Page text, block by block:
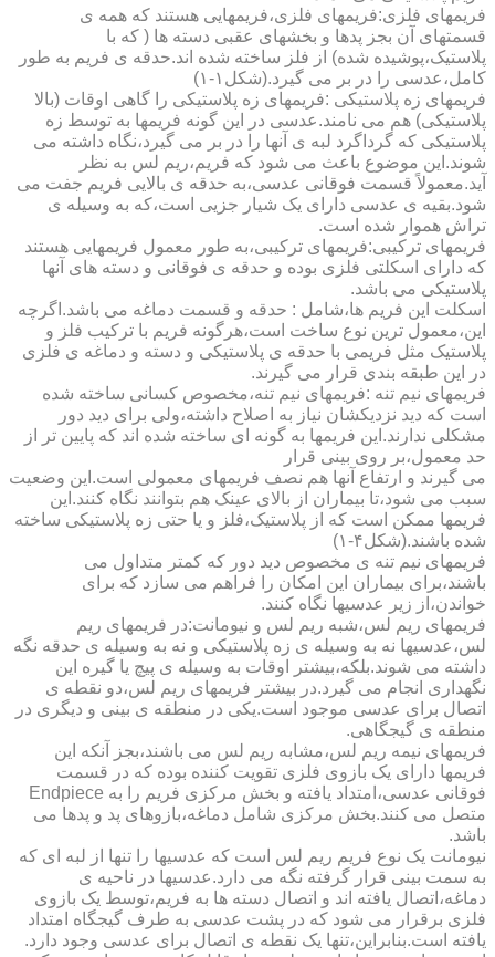
فریمهای فلزی:فریمهای فلزی،فریمهایی هستند که همه ی
قسمتهای آن بجز پدها و بخشهای عقبی دسته ها ( که با
پلاستیک،پوشیده شده) از فلز ساخته شده اند.حدقه ی فریم به طور
کامل،عدسی را در بر می گیرد.(شکل۱-۱)
فریمهای زه پلاستیکی :فریمهای زه پلاستیکی را گاهی اوقات (بالا
پلاستیکی) هم می نامند.عدسی در این گونه فریمها به توسط زه
پلاستیکی که گرداگرد لبه ی آنها را در بر می گیرد،نگاه داشته می
شوند.این موضوع باعث می شود که فریم،ریم لس به نظر
آید.معمولاً قسمت فوقانی عدسی،به حدقه ی بالایی فریم جفت می
شود.بقیه ی عدسی دارای یک شیار جزیی است،که به وسیله ی
تراش هموار شده است.
فریمهای ترکیبی:فریمهای ترکیبی،به طور معمول فریمهایی هستند
که دارای اسکلتی فلزی بوده و حدقه ی فوقانی و دسته های آنها
پلاستیکی می باشد.
اسکلت این فریم ها،شامل : حدقه و قسمت دماغه می باشد.اگرچه
این،معمول ترین نوع ساخت است،هرگونه فریم با ترکیب فلز و
پلاستیک مثل فریمی با حدقه ی پلاستیکی و دسته و دماغه ی فلزی
در این طبقه بندی قرار می گیرند.
فریمهای نیم تنه :فریمهای نیم تنه،مخصوص کسانی ساخته شده
است که دید نزدیکشان نیاز به اصلاح داشته،ولی برای دید دور
مشکلی ندارند.این فریمها به گونه ای ساخته شده اند که پایین تر از
حد معمول،بر روی بینی قرار
می گیرند و ارتفاع آنها هم نصف فریمهای معمولی است.این وضعیت
سبب می شود،تا بیماران از بالای عینک هم بتوانند نگاه کنند.این
فریمها ممکن است که از پلاستیک،فلز و یا حتی زه پلاستیکی ساخته
شده باشند.(شکل۴-۱)
فریمهای نیم تنه ی مخصوص دید دور که کمتر متداول می
باشند،برای بیماران این امکان را فراهم می سازد که برای
خواندن،از زیر عدسیها نگاه کنند.
فریمهای ریم لس،شبه ریم لس و نیومانت:در فریمهای ریم
لس،عدسیها نه به وسیله ی زه پلاستیکی و نه به وسیله ی حدقه نگه
داشته می شوند.بلکه،بیشتر اوقات به وسیله ی پیچ یا گیره این
نگهداری انجام می گیرد.در بیشتر فریمهای ریم لس،دو نقطه ی
اتصال برای عدسی موجود است.یکی در منطقه ی بینی و دیگری در
منطقه ی گیجگاهی.
فریمهای نیمه ریم لس،مشابه ریم لس می باشند،بجز آنکه این
فریمها دارای یک بازوی فلزی تقویت کننده بوده که در قسمت
فوقانی عدسی،امتداد یافته و بخش مرکزی فریم را به Endpiece
متصل می کنند.بخش مرکزی شامل دماغه،بازوهای پد و پدها می
باشد.
نیومانت یک نوع فریم ریم لس است که عدسیها را تنها از لبه ای که
به سمت بینی قرار گرفته نگه می دارد.عدسیها در ناحیه ی
دماغه،اتصال یافته اند و اتصال دسته ها به فریم،توسط یک بازوی
فلزی برقرار می شود که در پشت عدسی به طرف گیجگاه امتداد
یافته است.بنابراین،تنها یک نقطه ی اتصال برای عدسی وجود دارد.